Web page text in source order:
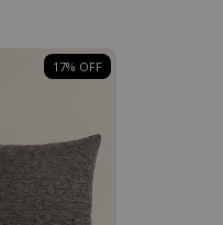
17% OFF